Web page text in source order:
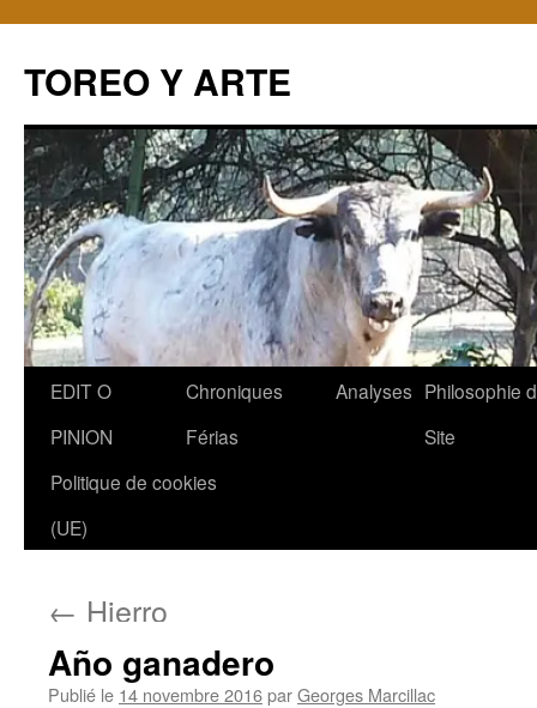
TOREO Y ARTE
Aller
contenu
EDIT O
PINION
Chroniques
Férias
Analyses Philosophie
Site
Politique de cookies
(UE)
← Hierro
Año ganadero
Publié le 14 novembre 2016parGeorges Marcillac